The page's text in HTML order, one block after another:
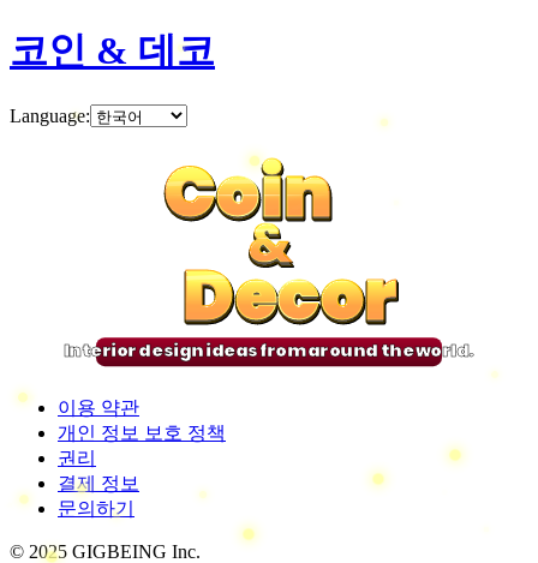
코인 & 데코
Language:
Coin
&
Decor
Coin
&
Decor
Coin
&
Decor
Coin
&
Decor
Interior design ideas from around the world.
이용 약관
개인 정보 보호 정책
권리
결제 정보
문의하기
© 2025 GIGBEING Inc.